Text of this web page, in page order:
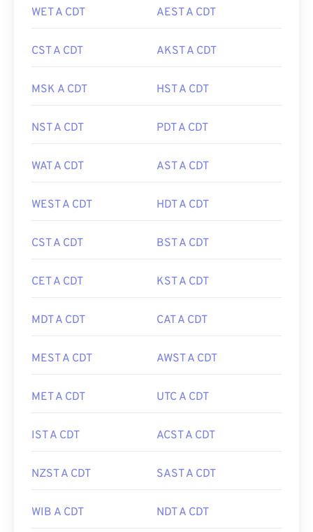
WET A CDT AEST A CDT
CST A CDT AKST A CDT
MSK A CDT HST A CDT
NST A CDT PDT A CDT
WAT A CDT AST A CDT
WEST A CDT HDT A CDT
CST A CDT BST A CDT
CET A CDT KST A CDT
MDT A CDT CAT A CDT
MEST A CDT AWST A CDT
MET A CDT UTC A CDT
IST A CDT ACST A CDT
NZST A CDT SAST A CDT
WIB A CDT NDT A CDT